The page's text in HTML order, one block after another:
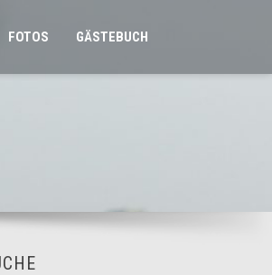
FOTOS GÄSTEBUCH